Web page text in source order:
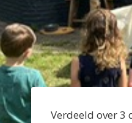
Verdeeld over 3